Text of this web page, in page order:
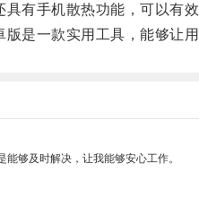
手机散热功能，可以有效
一款实用工具，能够让用
够及时解决，让我能够安心工作。